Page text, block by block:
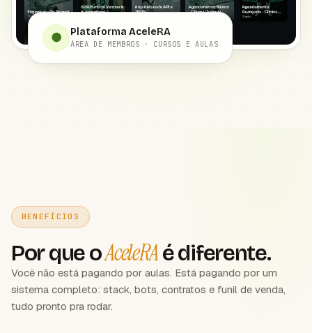
● Plataforma AceleRA
ÁREA DE MEMBROS · CURSOS E AULAS
BENEFÍCIOS
Por que oAceleRAé diferente.
Você não está pagando por aulas. Está pagando por um
sistema completo: stack, bots, contratos e funil de venda,
tudo pronto pra rodar.